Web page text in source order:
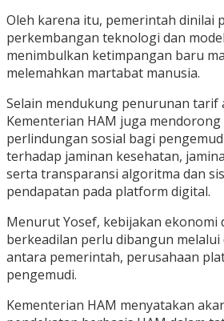
Oleh karena itu, pemerintah dinilai
perkembangan teknologi dan
menimbulkan ketimpangan baru
melemahkan martabat manusia.
Selain mendukung penurunan tarif
Kementerian HAM juga
perlindungan sosial bagi
terhadap jaminan kesehatan,
serta transparansi algoritma dan
pendapatan pada platform digital.
Menurut Yosef, kebijakan ekonomi
berkeadilan perlu dibangun
antara pemerintah, perusahaan
pengemudi.
Kementerian HAM menyatakan